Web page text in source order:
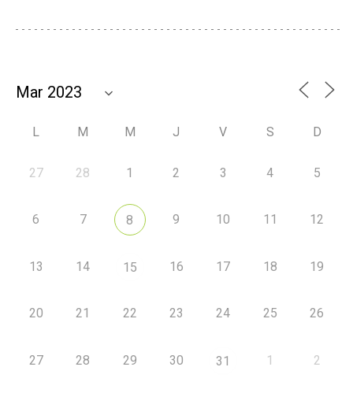
L M M J V S D
27 28 1 2 3 4 5
6 7 8 9 10 11 12
13 14 15 16 17 18 19
20 21 22 23 24 25 26
27 28 29 30 31 1 2